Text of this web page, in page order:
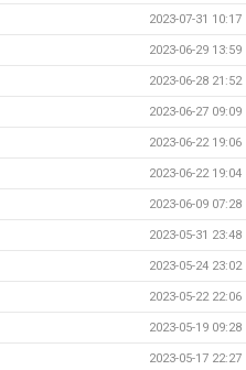
2023-07-31 10:17
2023-06-29 13:59
2023-06-28 21:52
2023-06-27 09:09
2023-06-22 19:06
2023-06-22 19:04
2023-06-09 07:28
2023-05-31 23:48
2023-05-24 23:02
2023-05-22 22:06
2023-05-19 09:28
2023-05-17 22:27